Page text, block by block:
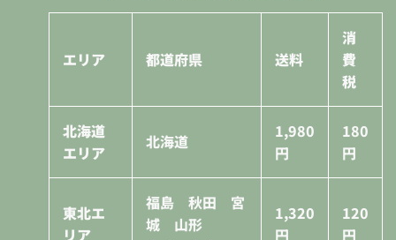
エリア 都道府県 送料
消
費
税
北海道
エリア
北海道
1,980
円
180
円
東北エ
リア
福島 秋田 宮
城 山形
1,320
円
120
円